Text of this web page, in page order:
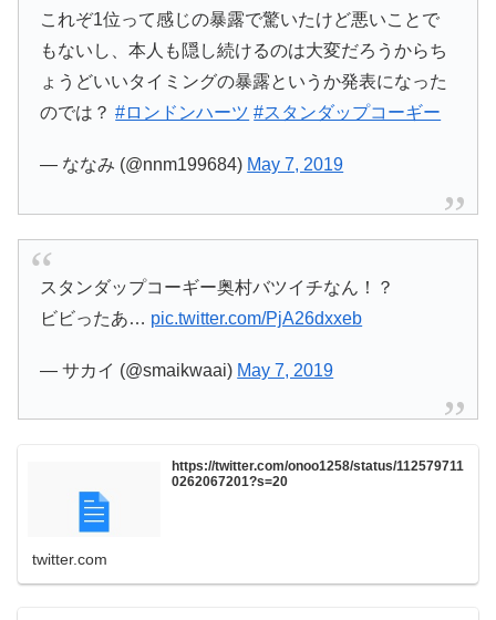
これぞ1位って感じの暴露で驚いたけど悪いことで
もないし、本人も隠し続けるのは大変だろうからち
ょうどいいタイミングの暴露というか発表になった
のでは？#ロンドンハーツ #スタンダップコーギー
— ななみ (@nnm199684) May 7, 2019
スタンダップコーギー奥村バツイチなん！？
ビビったあ… pic.twitter.com/PjA26dxxeb
— サカイ (@smaikwaai) May 7, 2019
https://twitter.com/onoo1258/status/112579711
0262067201?s=20
twitter.com